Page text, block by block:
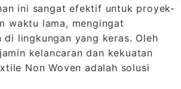
ini sangat efektif untuk proyek-
waktu lama, mengingat
lingkungan yang keras. Oleh
kelancaran dan kekuatan
Non Woven adalah solusi